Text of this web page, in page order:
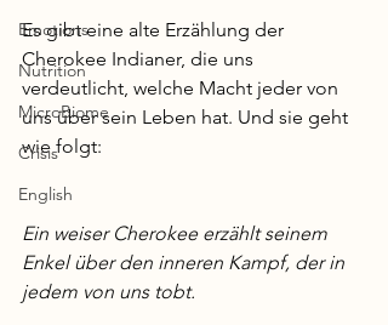
Emotions
Nutrition
MicroBiome
Crisis
English
Es gibt eine alte Erzählung der
Cherokee Indianer, die uns
verdeutlicht, welche Macht jeder von
uns über sein Leben hat. Und sie geht
wie folgt:
Ein weiser Cherokee erzählt seinem
Enkel über den inneren Kampf, der in
jedem von uns tobt.